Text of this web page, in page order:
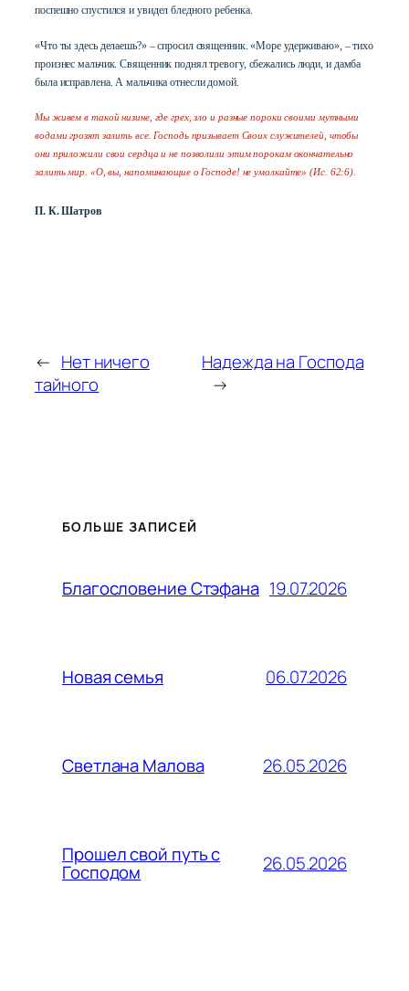
поспешно спустился и увидел бледного ребенка.
«Что ты здесь делаешь?» – спросил священник. «Море удерживаю», – тихо
произнес мальчик. Священник поднял тревогу, сбежались люди, и дамба
была исправлена. А мальчика отнесли домой.
Мы живем в такой низине, где грех, зло и разные пороки своими мутными
водами грозят залить все. Господь призывает Своих служителей, чтобы
они приложили свои сердца и не позволили этим порокам окончательно
залить мир. «О, вы, напоминающие о Господе! не умолкайте» (Ис. 62:6).
П. К. Шатров
← Нет ничего
тайного
Надежда на Господа
→
БОЛЬШЕ ЗАПИСЕЙ
Благословение Стэфана 19.07.2026
Новая семья 06.07.2026
Светлана Малова 26.05.2026
Прошел свой путь с
Господом 26.05.2026